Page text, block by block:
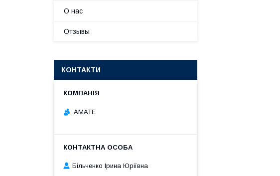
О нас
Отзывы
КОНТАКТИ
АМАТЕ
Більченко Ірина Юріївна